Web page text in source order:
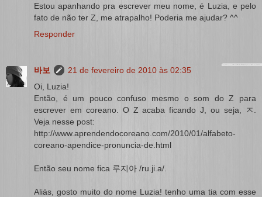
Estou apanhando pra escrever meu nome, é Luzia, e pelo
fato de não ter Z, me atrapalho! Poderia me ajudar? ^^
Responder
바보
21 de fevereiro de 2010 às 02:35
Oi, Luzia!
Então, é um pouco confuso mesmo o som do Z para
escrever em coreano. O Z acaba ficando J, ou seja, ㅈ.
Veja nesse post:
http://www.aprendendocoreano.com/2010/01/alfabeto-
coreano-apendice-pronuncia-de.html
Então seu nome fica 루지아 /ru.ji.a/.
Aliás, gosto muito do nome Luzia! tenho uma tia com esse